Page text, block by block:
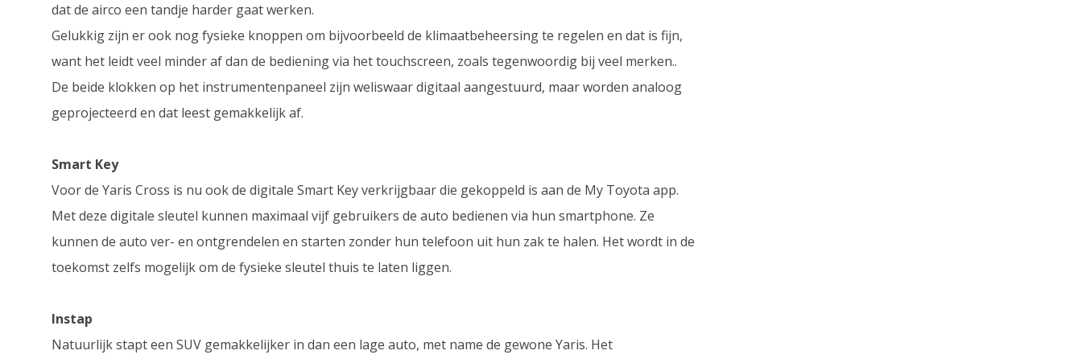
dat de airco een tandje harder gaat werken.
Gelukkig zijn er ook nog fysieke knoppen om bijvoorbeeld de klimaatbeheersing te regelen en dat is fijn,
want het leidt veel minder af dan de bediening via het touchscreen, zoals tegenwoordig bij veel merken..
De beide klokken op het instrumentenpaneel zijn weliswaar digitaal aangestuurd, maar worden analoog
geprojecteerd en dat leest gemakkelijk af.
Smart Key
Voor de Yaris Cross is nu ook de digitale Smart Key verkrijgbaar die gekoppeld is aan de My Toyota app.
Met deze digitale sleutel kunnen maximaal vijf gebruikers de auto bedienen via hun smartphone. Ze
kunnen de auto ver- en ontgrendelen en starten zonder hun telefoon uit hun zak te halen. Het wordt in de
toekomst zelfs mogelijk om de fysieke sleutel thuis te laten liggen.
Instap
Natuurlijk stapt een SUV gemakkelijker in dan een lage auto, met name de gewone Yaris. Het